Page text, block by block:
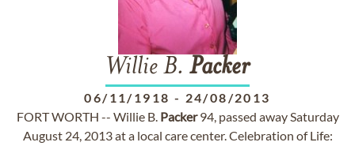
Willie B. Packer
06/11/1918 - 24/08/2013
FORT WORTH -- Willie B. Packer94, passed away Saturday
August 24, 2013 at a local care center. Celebration of Life: